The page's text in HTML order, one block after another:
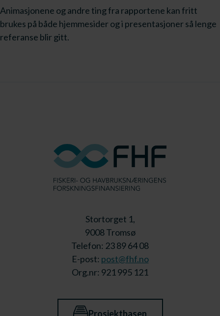
Animasjonene og andre ting fra rapportene kan fritt
brukes på både hjemmesider og i presentasjoner så lenge
referanse blir gitt.
Stortorget 1,
9008 Tromsø
Telefon: 23 89 64 08
E-post: post@fhf.no
Org.nr: 921 995 121
Prosjektbasen